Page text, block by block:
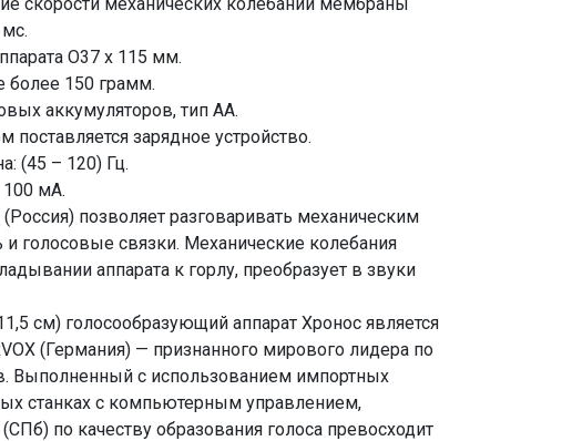
O37 х 115 мм.
более 150 грамм.
аккумуляторов, тип АА.
зарядное устройство.
(45 – 120) Гц.
100 мА.
позволяет разговаривать механическим
голосовые связки. Механические колебания
аппарата к горлу, преобразует в звуки
см) голосообразующий аппарат Хронос является
(Германия) — признанного мирового лидера по
Выполненный с использованием импортных
станках с компьютерным управлением,
по качеству образования голоса превосходит